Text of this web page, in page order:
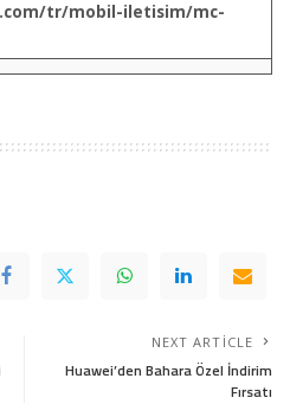
tr/mobil-iletisim/mc-
NEXT ARTICLE
Huawei’den Bahara Özel İndirim
Fırsatı